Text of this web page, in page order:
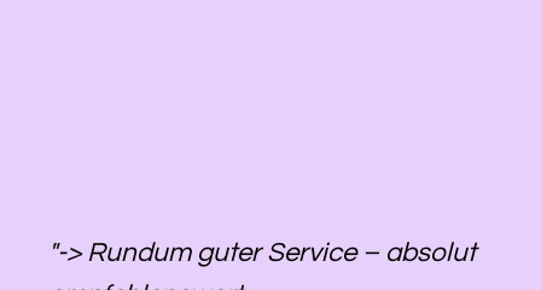
"-> Rundum guter Service – absolut